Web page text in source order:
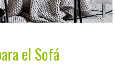
el Sofá